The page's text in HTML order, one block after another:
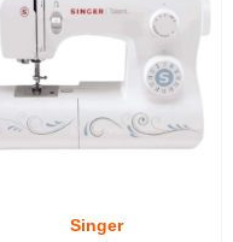
Singer